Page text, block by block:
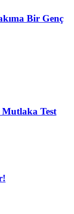
Bir Genç
Test